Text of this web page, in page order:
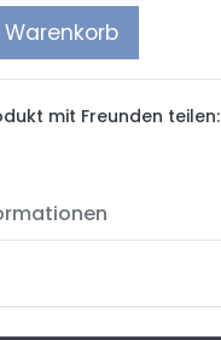
mit Freunden teilen: